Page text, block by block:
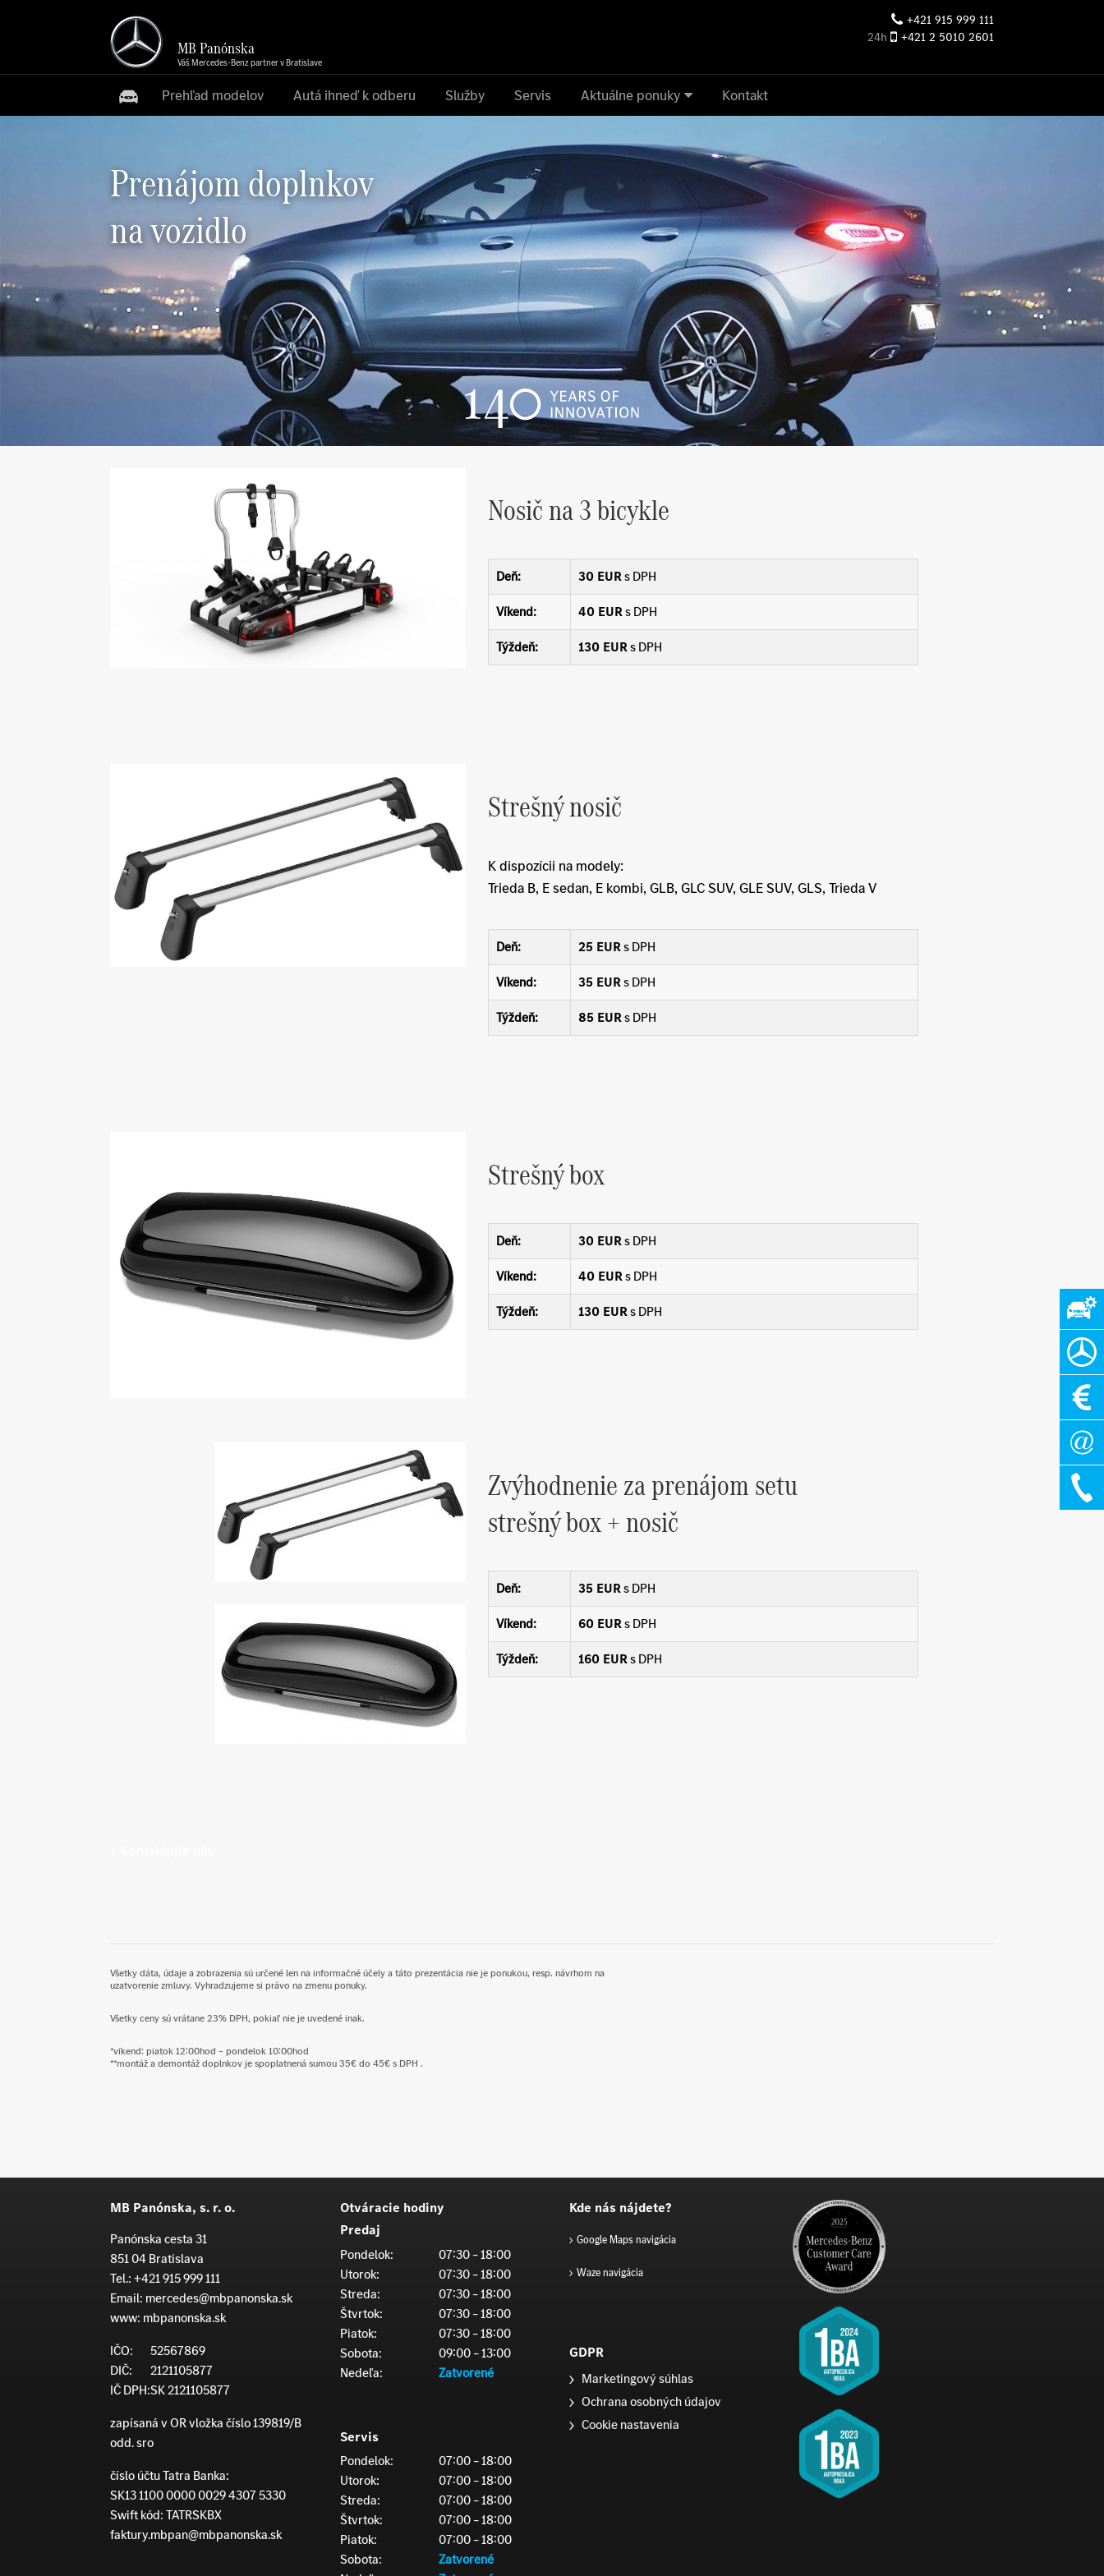
MB Panónska
Váš Mercedes-Benz partner v Bratislave
+421 915 999 111
24h
+421 2 5010 2601
Prehľad modelov Autá ihneď k odberu Služby Servis Aktuálne ponuky Kontakt
Prenájom doplnkov
na vozidlo
Nosič na 3 bicykle
Deň: 30 EURs DPH
Víkend: 40 EURs DPH
Týždeň: 130 EURs DPH
Strešný nosič
K dispozícii na modely:
Trieda B, E sedan, E kombi, GLB, GLC SUV, GLE SUV, GLS, Trieda V
Deň: 25 EURs DPH
Víkend: 35 EURs DPH
Týždeň: 85 EURs DPH
Strešný box
Deň: 30 EURs DPH
Víkend: 40 EURs DPH
Týždeň: 130 EURs DPH
Zvýhodnenie za prenájom setu
strešný box + nosič
Deň: 35 EURs DPH
Víkend: 60 EURs DPH
Týždeň: 160 EURs DPH
Všetky dáta, údaje a zobrazenia sú určené len na informačné účely a táto prezentácia nie je ponukou, resp. návrhom na
uzatvorenie zmluvy. Vyhradzujeme si právo na zmenu ponuky.
Všetky ceny sú vrátane 23% DPH, pokiaľ nie je uvedené inak.
*víkend: piatok 12:00hod – pondelok 10:00hod
**montáž a demontáž doplnkov je spoplatnená sumou 35€ do 45€ s DPH .
MB Panónska, s. r. o.
Panónska cesta 31
851 04 Bratislava
Tel.:+421 915 999 111
Email: mercedes@mbpanonska.sk
www: mbpanonska.sk
IČO:
52567869
DIČ:
2121105877
IČ DPH:SK 2121105877
zapísaná v OR vložka číslo 139819/B
odd. sro
číslo účtu Tatra Banka:
SK13 1100 0000 0029 4307 5330
Swift kód: TATRSKBX
faktury.mbpan@mbpanonska.sk
Otváracie hodiny
Predaj
Pondelok:
07:30 – 18:00
Utorok:
07:30 – 18:00
Streda:
07:30 – 18:00
Štvrtok:
07:30 – 18:00
Piatok:
07:30 – 18:00
Sobota:
09:00 – 13:00
Nedeľa:
Zatvorené
Servis
Pondelok:
07:00 – 18:00
Utorok:
07:00 – 18:00
Streda:
07:00 – 18:00
Štvrtok:
07:00 – 18:00
Piatok:
07:00 – 18:00
Sobota:
Zatvorené
Kde nás nájdete?
Google Maps navigácia
Waze navigácia
GDPR
Marketingový súhlas
Ochrana osobných údajov
Cookie nastavenia